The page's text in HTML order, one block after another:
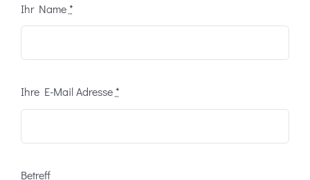
Ihr Name*
Ihre E-Mail Adresse*
Betreff